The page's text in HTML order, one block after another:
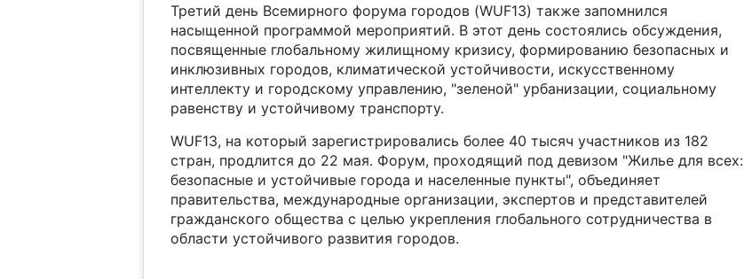
Третий день Всемирного форума городов (WUF13) также запомнился
насыщенной программой мероприятий. В этот день состоялись обсуждения,
посвященные глобальному жилищному кризису, формированию безопасных и
инклюзивных городов, климатической устойчивости, искусственному
интеллекту и городскому управлению, "зеленой" урбанизации, социальному
равенству и устойчивому транспорту.
WUF13, на который зарегистрировались более 40 тысяч участников из 182
стран, продлится до 22 мая. Форум, проходящий под девизом "Жилье для всех:
безопасные и устойчивые города и населенные пункты", объединяет
правительства, международные организации, экспертов и представителей
гражданского общества с целью укрепления глобального сотрудничества в
области устойчивого развития городов.